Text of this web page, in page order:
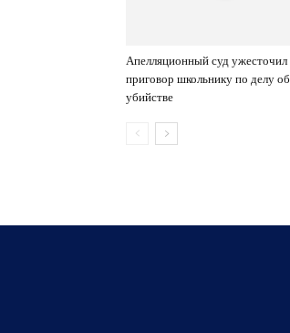
Апелляционный суд ужесточил
приговор школьнику по делу об
убийстве